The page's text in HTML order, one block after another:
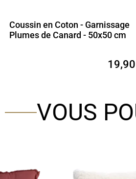
Coussin en Coton - Garnissage
Plumes de Canard - 50x50 cm
VOUS